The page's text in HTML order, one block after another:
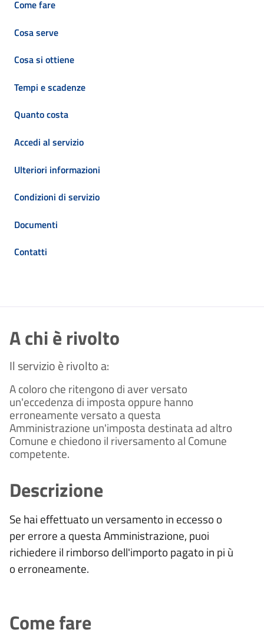
Come fare
Cosa serve
Cosa si ottiene
Tempi e scadenze
Quanto costa
Accedi al servizio
Ulteriori informazioni
Condizioni di servizio
Documenti
Contatti
A chi è rivolto
Il servizio è rivolto a:
A coloro che ritengono di aver versato
un'eccedenza di imposta oppure hanno
erroneamente versato a questa
Amministrazione un'imposta destinata ad altro
Comune e chiedono il riversamento al Comune
competente.
Descrizione
Se hai effettuato un versamento in eccesso o
per errore a questa Amministrazione, puoi
richiedere il rimborso dell'importo pagato in pi ù
o erroneamente.
Come fare